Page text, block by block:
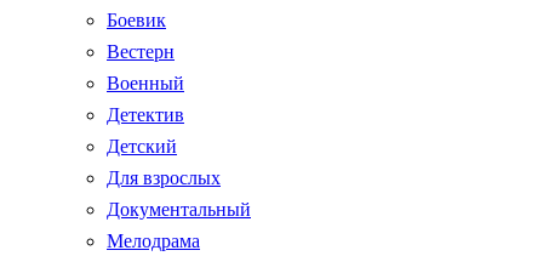
Боевик
Вестерн
Военный
Детектив
Детский
Для взрослых
Документальный
Мелодрама